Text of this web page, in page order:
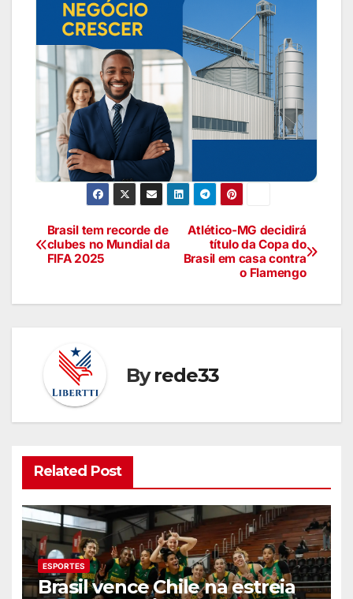
Atlético-MG decidirá
título da Copa do
Brasil em casa contra
o Flamengo
Brasil tem recorde de
clubes no Mundial da
FIFA 2025
Byrede33
Related Post
ESPORTES
Brasil vence Chile na estreia